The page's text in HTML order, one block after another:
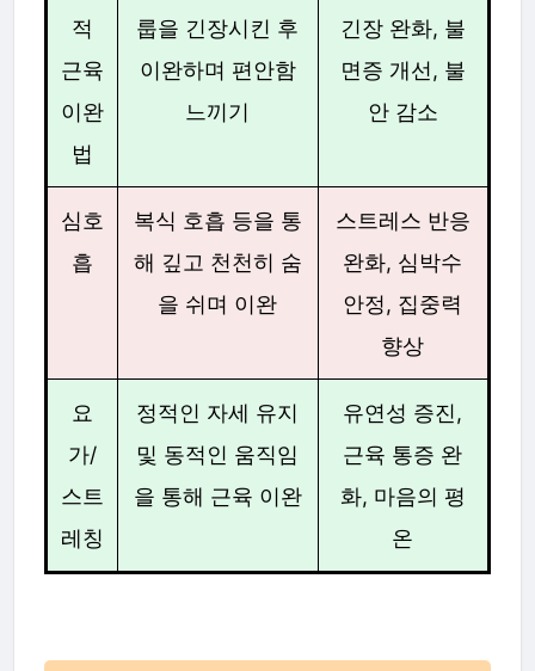
적
근육
이완
법
룹을 긴장시킨 후
이완하며 편안함
느끼기
긴장 완화, 불
면증 개선, 불
안 감소
심호
흡
복식 호흡 등을 통
해 깊고 천천히 숨
을 쉬며 이완
스트레스 반응
완화, 심박수
안정, 집중력
향상
요
가/
스트
레칭
정적인 자세 유지
및 동적인 움직임
을 통해 근육 이완
유연성 증진,
근육 통증 완
화, 마음의 평
온